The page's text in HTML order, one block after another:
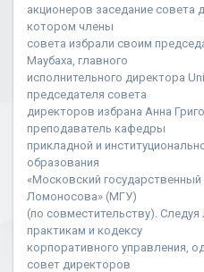
акционеров заседание
котором члены
совета избрали своим
Маубаха, главного
исполнительного директора
председателя совета
директоров избрана Анна
преподаватель кафедры
прикладной и
образования
«Московский
Ломоносова» (МГУ)
(по совместительству).
практикам и кодексу
корпоративного управления,
совет директоров